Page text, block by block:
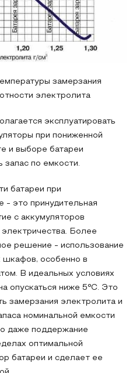
замерзания
электролита
эксплуатировать
при пониженной
и выборе батареи
по емкости.
батареи при
- это принудительная
с аккумуляторов
Более
решение - использование
шкафов, особенно в
В идеальных условиях
опускаться ниже 5°С. Это
замерзания электролита и
номинальной емкости
даже поддержание
оптимальной
батареи и сделает ее